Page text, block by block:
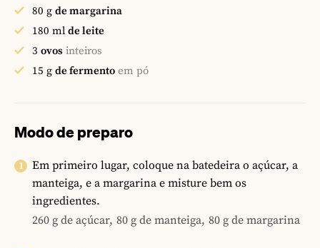
80 g de margarina
180 ml de leite
3 ovos inteiros
15 g de fermento em pó
Modo de preparo
Em primeiro lugar, coloque na batedeira o açúcar, a
manteiga, e a margarina e misture bem os
ingredientes.
260 g de açúcar, 80 g de manteiga, 80 g de margarina